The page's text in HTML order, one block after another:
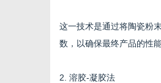
这一技术是通过将陶瓷粉
数，以确保最终产品的性
2. 溶胶-凝胶法